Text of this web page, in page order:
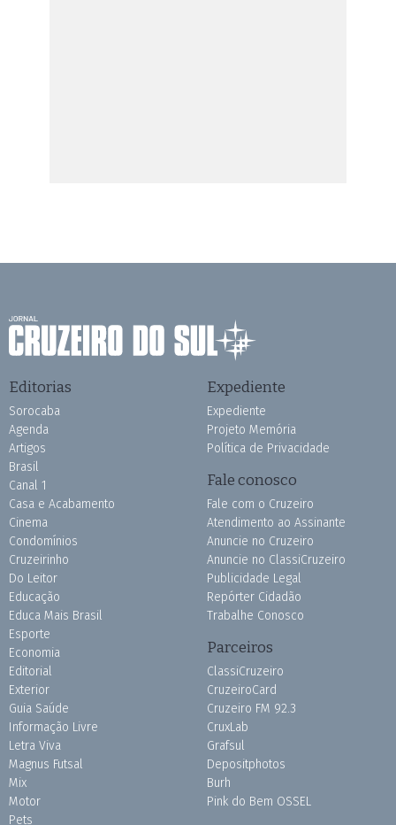
Editorias
Sorocaba
Agenda
Artigos
Brasil
Canal 1
Casa e Acabamento
Cinema
Condomínios
Cruzeirinho
Do Leitor
Educação
Educa Mais Brasil
Esporte
Economia
Editorial
Exterior
Guia Saúde
Informação Livre
Letra Viva
Magnus Futsal
Mix
Motor
Pets
Expediente
Expediente
Projeto Memória
Política de Privacidade
Fale conosco
Fale com o Cruzeiro
Atendimento ao Assinante
Anuncie no Cruzeiro
Anuncie no ClassiCruzeiro
Publicidade Legal
Repórter Cidadão
Trabalhe Conosco
Parceiros
ClassiCruzeiro
CruzeiroCard
Cruzeiro FM 92.3
CruxLab
Grafsul
Depositphotos
Burh
Pink do Bem OSSEL